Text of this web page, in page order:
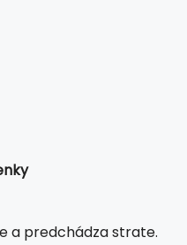
a predchádza strate.